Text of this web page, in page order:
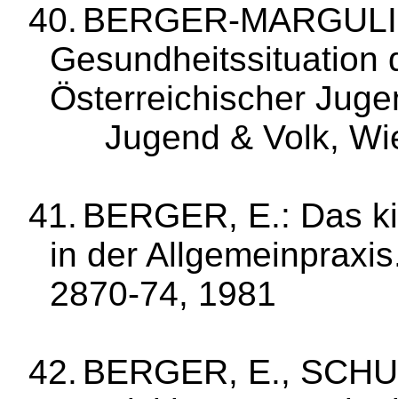
40.
Gesundheitssitua­tion
Österreichischer
Ju­gend & Volk,
41. BERGER, E.: Das
in der
2870‑74, 1981
42. BERGER, E.,